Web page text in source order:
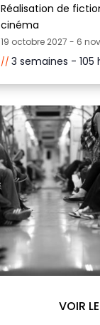
Réalisation de
cinéma
19 octobre 2027 - 6
3 semaines - 105
VOIR